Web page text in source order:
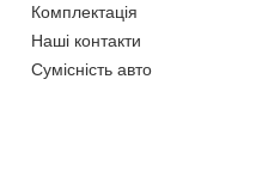
Комплектація
Наші контакти
Сумісність авто